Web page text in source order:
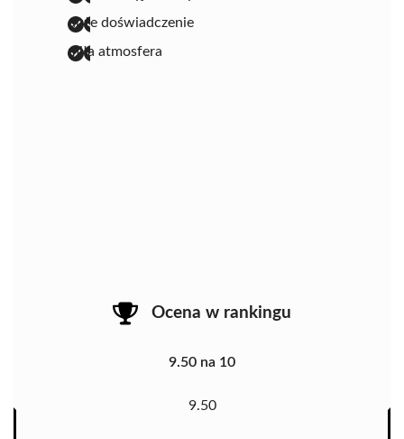
duże doświadczenie
miła atmosfera
Ocena w rankingu
9.50 na 10
9.50